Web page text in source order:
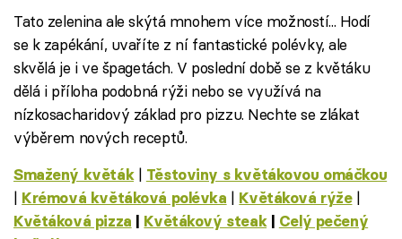
Tato zelenina ale skýtá mnohem více možností... Hodí
se k zapékání, uvaříte z ní fantastické polévky, ale
skvělá je i ve špagetách. V poslední době se z květáku
dělá i příloha podobná rýži nebo se využívá na
nízkosacharidový základ pro pizzu. Nechte se zlákat
výběrem nových receptů.
Smažený květák| Těstoviny s květákovou omáčkou
| Krémová květáková polévka | Květáková rýže|
Květáková pizza Květákový steak| Celý pečený